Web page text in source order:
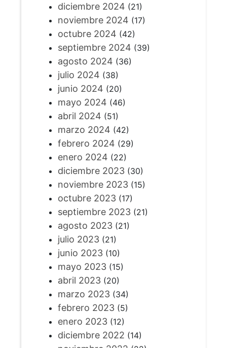
diciembre 2024 (21)
noviembre 2024 (17)
octubre 2024 (42)
septiembre 2024 (39)
agosto 2024 (36)
julio 2024 (38)
junio 2024 (20)
mayo 2024 (46)
abril 2024 (51)
marzo 2024 (42)
febrero 2024 (29)
enero 2024 (22)
diciembre 2023(30)
noviembre 2023(15)
octubre 2023(17)
septiembre 2023(21)
agosto 2023(21)
julio 2023(21)
junio 2023(10)
mayo 2023(15)
abril 2023(20)
marzo 2023(34)
febrero 2023(5)
enero 2023(12)
diciembre 2022 (14)